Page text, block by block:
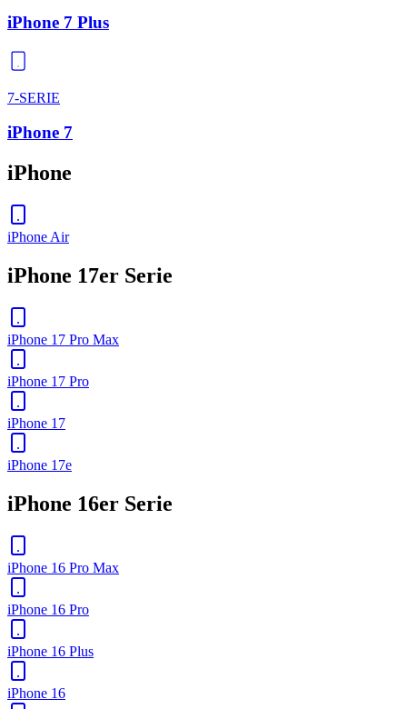
iPhone 7 Plus
7-SERIE
iPhone 7
iPhone
iPhone Air
iPhone 17er Serie
iPhone 17 Pro Max
iPhone 17 Pro
iPhone 17
iPhone 17e
iPhone 16er Serie
iPhone 16 Pro Max
iPhone 16 Pro
iPhone 16 Plus
iPhone 16